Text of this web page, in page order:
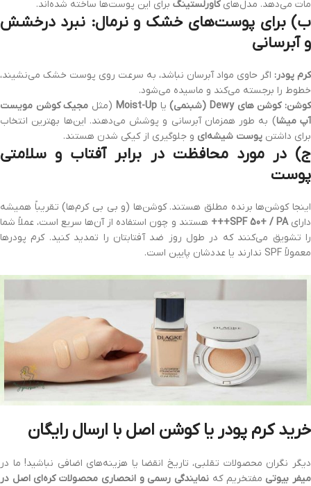
مات می‌دهد. مدل‌هایکاورلستینگ برای این پوست‌ها ساخته شده‌اند.
ب) برای پوست‌های خشک و نرمال: نبرد درخشش
و آبرسانی
کرم پودر: اگر حاوی مواد آبرسان نباشد، به سرعت روی پوست خشک می‌نشیند،
خطوط را برجسته می‌کند و ماسیده می‌شود.
کوشن: کوشن‌ های Dewy (شبنمی) یاMoist-Up (مثل مجیک کوشن مویست
آپ میشا) به طور همزمان آبرسانی و پوشش می‌دهند. این‌ها بهترین انتخاب
برای داشتن پوست شیشه‌ای و جلوگیری از کیکی شدن هستند.
ج) در مورد محافظت در برابر آفتاب و سلامتی
پوست
اینجا کوشن‌ها برنده مطلق هستند. کوشن‌ها (و بی بی کرم‌ها) تقریباً همیشه
دارایSPF 50+ / PA+++
هستند و چون استفاده از آن‌ها سریع است، عملاً شما
را تشویق می‌کنند که در طول روز ضد آفتابتان را تمدید کنید. کرم پودرها
معمولاً SPF ندارند یا عددشان پایین است.
خرید کرم پودر یا کوشن اصل با ارسال رایگان
دیگر نگران محصولات تقلبی، تاریخ انقضا یا هزینه‌های اضافی نباشید! ما در
میفر بیوتی مفتخریم که نمایندگی رسمی و انحصاری محصولات کره‌ای اصل در